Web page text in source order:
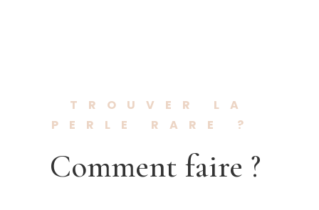
TROUVER LA
PERLE RARE ?
Comment faire ?